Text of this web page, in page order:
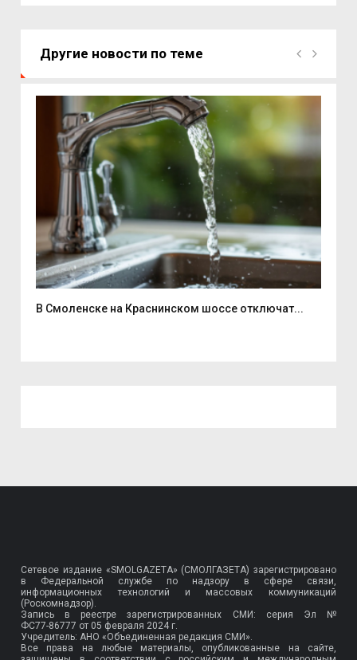
Другие новости по теме
В Смоленске на Краснинском шоссе отключат...
Сетевое издание «SMOLGAZETA» (СМОЛГАЗЕТА) зарегистрировано
в Федеральной службе по надзору в сфере связи,
информационных технологий и массовых коммуникаций
(Роскомнадзор).
Запись в реестре зарегистрированных СМИ: серия Эл №
ФС77-86777 от 05 февраля 2024 г.
Учредитель: АНО «Объединенная редакция СМИ».
Все права на любые материалы, опубликованные на сайте,